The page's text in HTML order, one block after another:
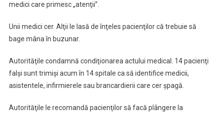
Corupţia
Sanitar
medici care primesc „atenţii”.
Unii medici cer. Alţii le lasă de înţeles pacienţilor că trebuie să
bage mâna în buzunar.
Autorităţile condamnă condiţionarea actului medical. 14 pacienţi
falşi sunt trimişi acum în 14 spitale ca să identifice medicii,
asistentele, infirmierele sau brancardierii care cer şpagă.
Autorităţile le recomandă pacienţilor să facă plângere la